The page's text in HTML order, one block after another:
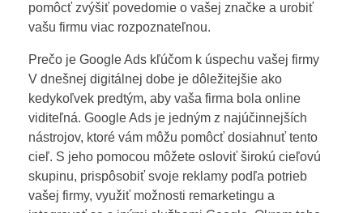
pomôcť zvýšiť povedomie o vašej značke a urobiť
vašu firmu viac rozpoznateľnou.
Prečo je Google Ads kľúčom k úspechu vašej firmy
V dnešnej digitálnej dobe je dôležitejšie ako
kedykoľvek predtým, aby vaša firma bola online
viditeľná. Google Ads je jedným z najúčinnejších
nástrojov, ktoré vám môžu pomôcť dosiahnuť tento
cieľ. S jeho pomocou môžete osloviť širokú cieľovú
skupinu, prispôsobiť svoje reklamy podľa potrieb
vašej firmy, využiť možnosti remarketingu a